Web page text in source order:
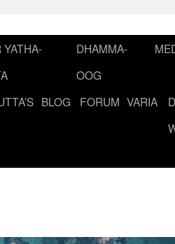
YATHA-
DHAMMA-
OOG
BLOG FORUM VARIA